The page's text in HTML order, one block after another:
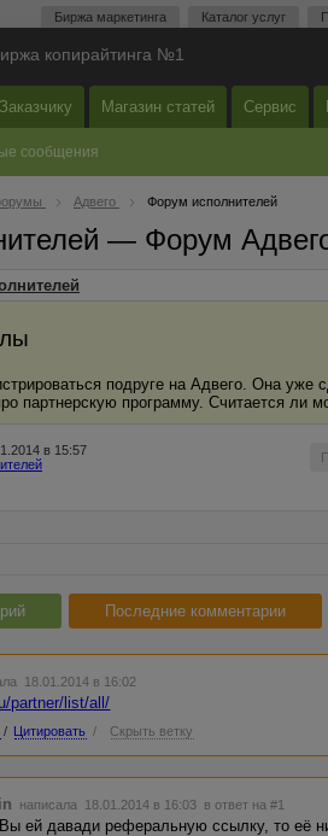
Биржа маркетинга Каталог услуг
копирайтинга №1
Заказчику Магазин статей Сервис
сообщения
Адвего Форум исполнителей
— Форум
подруге на Адвего. Она уже
партнерскую программу. Считается ли
в 15:57
Последние комментарии
18.01.2014 в 16:02
partner/list/all/
/ Цитировать / Скрыть ветку
написала 18.01.2014 в 16:03 в ответ на #1
ей давади реферальную ссылку, то её